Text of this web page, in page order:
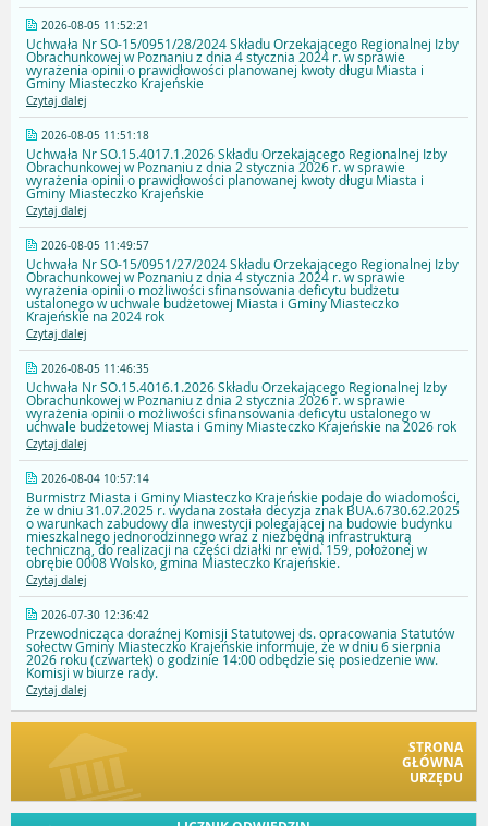
2026-08-05 11:52:21
Uchwała Nr SO-15/0951/28/2024 Składu Orzekającego Regionalnej Izby
Obrachunkowej w Poznaniu z dnia 4 stycznia 2024 r. w sprawie
wyrażenia opinii o prawidłowości planowanej kwoty długu Miasta i
Gminy Miasteczko Krajeńskie
Czytaj dalej
2026-08-05 11:51:18
Uchwała Nr SO.15.4017.1.2026 Składu Orzekającego Regionalnej Izby
Obrachunkowej w Poznaniu z dnia 2 stycznia 2026 r. w sprawie
wyrażenia opinii o prawidłowości planowanej kwoty długu Miasta i
Gminy Miasteczko Krajeńskie
Czytaj dalej
2026-08-05 11:49:57
Uchwała Nr SO-15/0951/27/2024 Składu Orzekającego Regionalnej Izby
Obrachunkowej w Poznaniu z dnia 4 stycznia 2024 r. w sprawie
wyrażenia opinii o możliwości sfinansowania deficytu budżetu
ustalonego w uchwale budżetowej Miasta i Gminy Miasteczko
Krajeńskie na 2024 rok
Czytaj dalej
2026-08-05 11:46:35
Uchwała Nr SO.15.4016.1.2026 Składu Orzekającego Regionalnej Izby
Obrachunkowej w Poznaniu z dnia 2 stycznia 2026 r. w sprawie
wyrażenia opinii o możliwości sfinansowania deficytu ustalonego w
uchwale budżetowej Miasta i Gminy Miasteczko Krajeńskie na 2026 rok
Czytaj dalej
2026-08-04 10:57:14
Burmistrz Miasta i Gminy Miasteczko Krajeńskie podaje do wiadomości,
że w dniu 31.07.2025 r. wydana została decyzja znak BUA.6730.62.2025
o warunkach zabudowy dla inwestycji polegającej na budowie budynku
mieszkalnego jednorodzinnego wraz z niezbędną infrastrukturą
techniczną, do realizacji na części działki nr ewid. 159, położonej w
obrębie 0008 Wolsko, gmina Miasteczko Krajeńskie.
Czytaj dalej
2026-07-30 12:36:42
Przewodnicząca doraźnej Komisji Statutowej ds. opracowania Statutów
sołectw Gminy Miasteczko Krajeńskie informuje, że w dniu 6 sierpnia
2026 roku (czwartek) o godzinie 14:00 odbędzie się posiedzenie ww.
Komisji w biurze rady.
Czytaj dalej
STRONA
GŁÓWNA
URZĘDU